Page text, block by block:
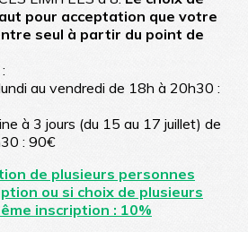
pour acceptation que votre
seul à partir du point de
:
au vendredi de 18h à 20h30 :
à 3 jours (du 15 au 17 juillet) de
: 90€
de plusieurs personnes
ou si choix de plusieurs
inscription : 10%